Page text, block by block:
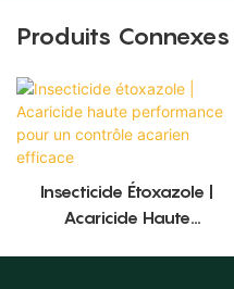
Produits Connexes
Insecticide Étoxazole |
Acaricide Haute